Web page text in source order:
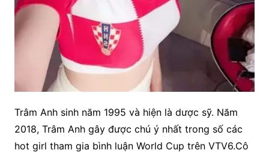
Trâm Anh sinh năm 1995 và hiện là dược sỹ. Năm
2018, Trâm Anh gây được chú ý nhất trong số các
hot girl tham gia bình luận World Cup trên VTV6.Cô